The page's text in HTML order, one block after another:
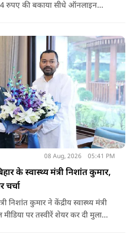
रुपए की बकाया सीधे ऑनलाइन
08 Aug, 2026 05:41 PM
के स्वास्थ्य मंत्री निशांत कुमार,
चर्चा
निशांत कुमार ने केंद्रीय स्वास्थ्य मंत्री
पर तस्वीरें शेयर कर दी मुलाकात